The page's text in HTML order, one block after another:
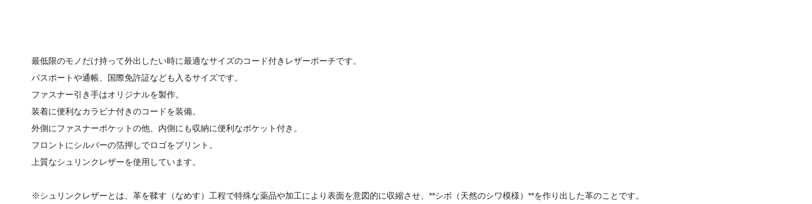
最低限のモノだけ持って外出したい時に最適なサイズのコード付きレザーポーチです。
パスポートや通帳、国際免許証なども入るサイズです。
ファスナー引き手はオリジナルを製作。
装着に便利なカラビナ付きのコードを装備。
外側にファスナーポケットの他、内側にも収納に便利なポケット付き。
フロントにシルバーの箔押しでロゴをプリント。
上質なシュリンクレザーを使用しています。
※シュリンクレザーとは、革を鞣す（なめす）工程で特殊な薬品や加工により表面を意図的に収縮させ、**シボ（天然のシワ模様）**を作り出した革のことです。